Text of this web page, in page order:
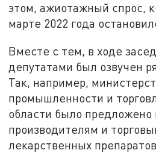
этом, ажиотажный спрос,
марте 2022 года
Вместе с тем, в ходе
депутатами был озвучен
Так, например,
промышленности и
области было предложено
производителям и
лекарственных